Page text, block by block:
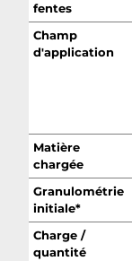
fentes
Champ
d'application
Matière
chargée
Granulométrie
initiale*
Charge /
quantité